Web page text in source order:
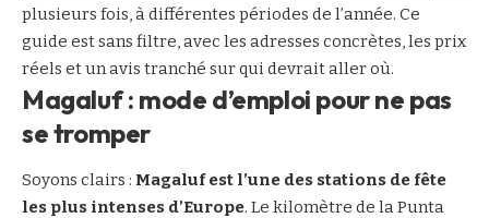
plusieurs fois, à différentes périodes de l’année. Ce
guide est sans filtre, avec les adresses concrètes, les prix
réels et un avis tranché sur qui devrait aller où.
Magaluf : mode d’emploi pour ne pas
se tromper
Soyons clairs : Magaluf est l’une des stations de fête
les plus intenses d’Europe. Le kilomètre de la Punta